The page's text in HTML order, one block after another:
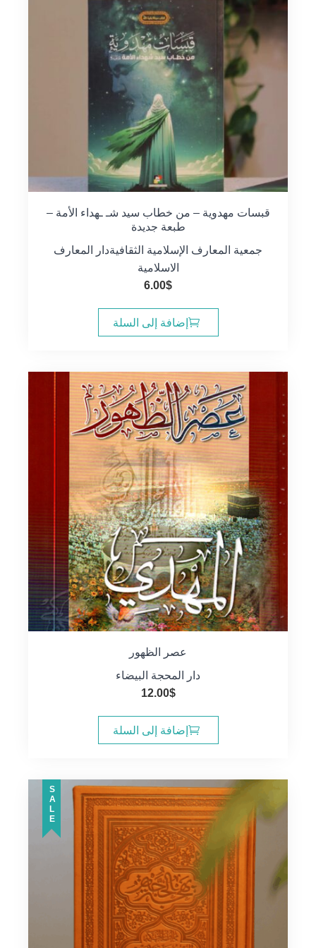
قبسات مهدوية – من خطاب سيد شـ ـهداء الأمة –
طبعة جديدة
جمعية المعارف الإسلامية الثقافيةدار المعارف
الاسلامية
6.00$
إضافة إلى السلة
عصر الظهور
دار المحجة البيضاء
12.00$
إضافة إلى السلة
SALE